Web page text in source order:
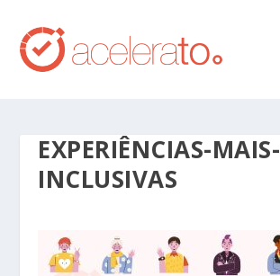
EXPERIÊNCIAS-MAIS-
INCLUSIVAS